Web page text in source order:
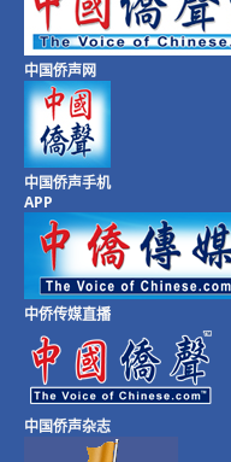
中国侨声网
中国侨声手机
APP
中侨传媒直播
中国侨声杂志